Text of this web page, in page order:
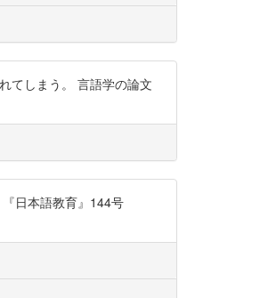
てしまう。 言語学の論文
日本語教育』144号